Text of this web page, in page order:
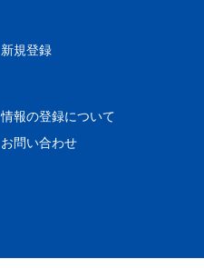
新規登録
情報の登録について
お問い合わせ